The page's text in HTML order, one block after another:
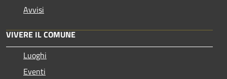
Avvisi
VIVERE IL COMUNE
Luoghi
Eventi